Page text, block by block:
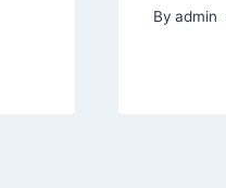
By admin